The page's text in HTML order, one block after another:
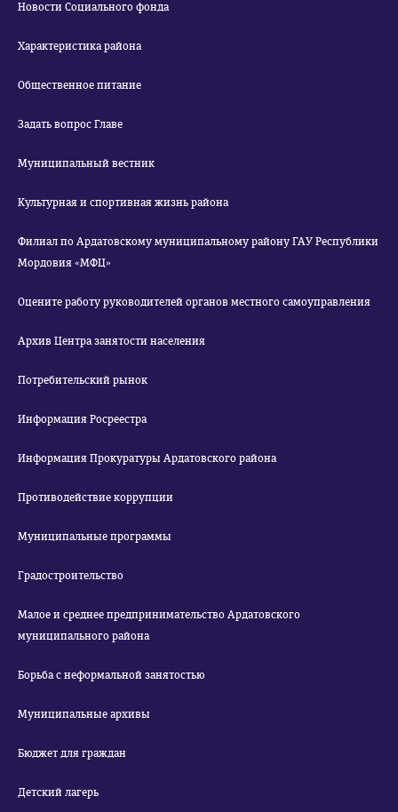
Новости Социального фонда
Характеристика района
Общественное питание
Задать вопрос Главе
Муниципальный вестник
Культурная и спортивная жизнь района
Филиал по Ардатовскому муниципальному району ГАУ Республики
Мордовия «МФЦ»
Оцените работу руководителей органов местного самоуправления
Архив Центра занятости населения
Потребительский рынок
Информация Росреестра
Информация Прокуратуры Ардатовского района
Противодействие коррупции
Муниципальные программы
Градостроительство
Малое и среднее предпринимательство Ардатовского
муниципального района
Борьба с неформальной занятостью
Муниципальные архивы
Бюджет для граждан
Детский лагерь